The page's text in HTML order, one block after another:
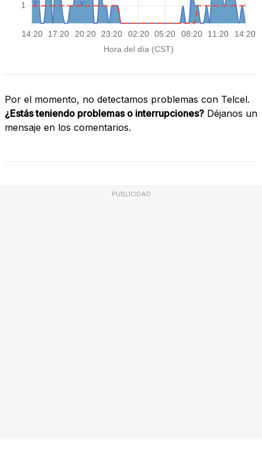
Por el momento, no detectamos problemas con Telcel.
¿Estás teniendo problemas o interrupciones? Déjanos un
mensaje en los comentarios.
PUBLICIDAD